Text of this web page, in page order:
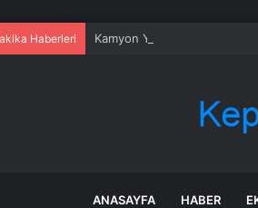
Haberleri Kamyon Yaya Üst Geçidine
ANASAYFA HABER